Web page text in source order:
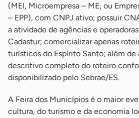
(MEI, Microempresa – ME, ou
– EPP), com CNPJ ativo; possuir
a atividade de agências e
Cadastur; comercializar apenas
turísticos do Espírito Santo; além de
descritivo completo do roteiro
disponibilizado pelo Sebrae/ES.
A Feira dos Municípios é o maior
cultura, do turismo e da economia